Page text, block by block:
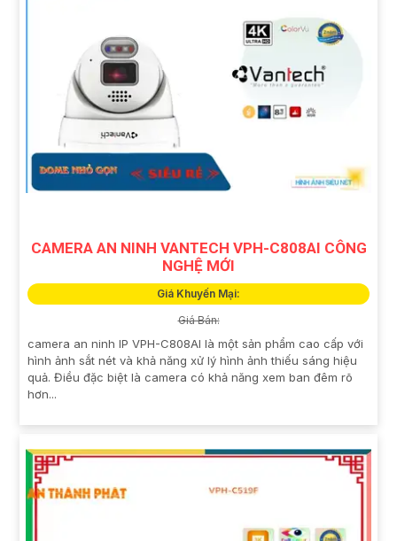
CAMERA AN NINH VANTECH VPH-C808AI CÔNG
NGHỆ MỚI
Giá Khuyến Mại:
Giá Bán:
camera an ninh IP VPH-C808AI là một sản phẩm cao cấp với
hình ảnh sắt nét và khả năng xử lý hình ảnh thiếu sáng hiệu
quả. Điều đặc biệt là camera có khả năng xem ban đêm rõ
hơn...